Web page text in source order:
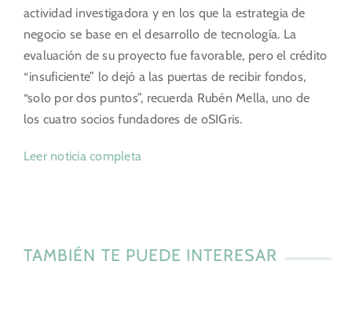
actividad investigadora y en los que la estrategia de
negocio se base en el desarrollo de tecnología. La
evaluación de su proyecto fue favorable, pero el crédito
“insuficiente” lo dejó a las puertas de recibir fondos,
“solo por dos puntos”, recuerda Rubén Mella, uno de
los cuatro socios fundadores de oSIGris.
Leer noticia completa
TAMBIÉN TE PUEDE INTERESAR